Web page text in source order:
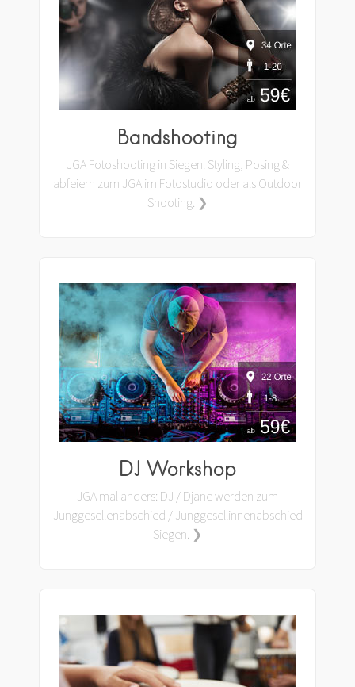
Bandshooting
JGA Fotoshooting in Siegen: Styling, Posing &
abfeiern zum JGA im Fotostudio oder als Outdoor
Shooting. ❯
DJ Workshop
JGA mal anders: DJ / Djane werden zum
Junggesellenabschied / Junggesellinnenabschied
Siegen. ❯